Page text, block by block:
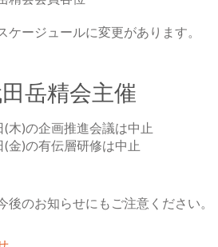
ケージュールに変更があります。
岳精会主催
(木)の企画推進会議は中止
(金)の有伝層研修は中止
後のお知らせにもご注意ください。